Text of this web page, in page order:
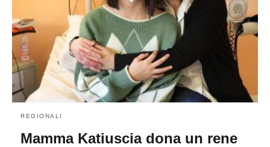
REGIONALI
Mamma Katiuscia dona un rene